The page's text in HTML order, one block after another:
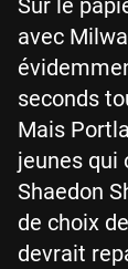
avec
seconds
Mais
jeunes qui
Shaedon
de choix
devrait